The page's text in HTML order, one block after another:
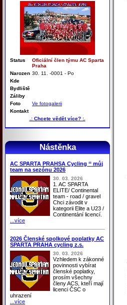
Status
Oficiální člen týmu AC Sparta
Praha
Narozen 30. 11. -0001 - Po
Kde
Bydliště
Záliby
Foto
Ve fotogalerii
Kontakt
.: Chcete vědět více? :.
Nástěnka
AC SPARTA PRAHSA Cycling ‘‘ můj
team na sezónu 2026
30. 03. 2026
1. AC SPARTA
ELITE/ Continental
team - road / gravel
Chci závodit v
kategorii Elite a U23 /
Continentání licencí.
...více
2026 Členské spolkové poplatky AC
SPARTA PRAHA cycling z.s.
30. 03. 2026
Vzhledem k zákonné
povinnosti vybírat
členské poplatky,
prosím všechny
členy ACS, kteří mají
licenci ČSC o
uhrazení
...více